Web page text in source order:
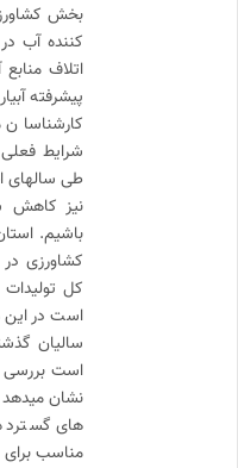
اتلاف
پیشرفته
شرایط
طی سالهای
نیز کاهش
باشیم.
کل
است در این
سالیان
است بررسی
نشان
های
مناسب برای